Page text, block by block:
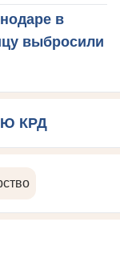
в
выбросили
КРД